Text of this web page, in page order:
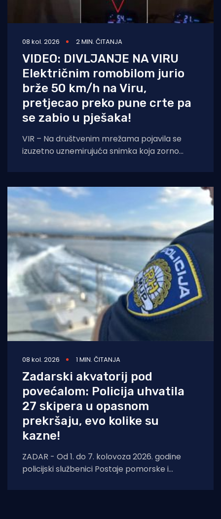
08 kol. 2026 2 MIN. ČITANJA
VIDEO: DIVLJANJE NA VIRU
Električnim romobilom jurio
brže 50 km/h na Viru,
pretjecao preko pune crte pa
se zabio u pješaka!
VIR – Na društvenim mrežama pojavila se
izuzetno uznemirujuća snimka koja zorno
08 kol. 2026 1 MIN. ČITANJA
Zadarski akvatorij pod
povećalom: Policija uhvatila
27 skipera u opasnom
prekršaju, evo kolike su
kazne!
ZADAR - Od 1. do 7. kolovoza 2026. godine
policijski službenici Postaje pomorske i